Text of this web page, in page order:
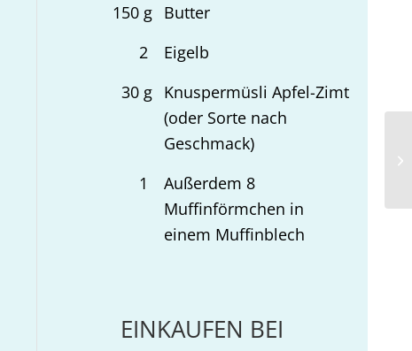
150g Butter
2
Eigelb
30g Knuspermüsli Apfel-Zimt
(oder Sorte nach
Geschmack)
1
Außerdem 8
Muffinförmchen in
einem Muffinblech
EINKAUFEN BEI